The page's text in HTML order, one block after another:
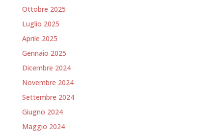
Ottobre 2025
Luglio 2025
Aprile 2025
Gennaio 2025
Dicembre 2024
Novembre 2024
Settembre 2024
Giugno 2024
Maggio 2024